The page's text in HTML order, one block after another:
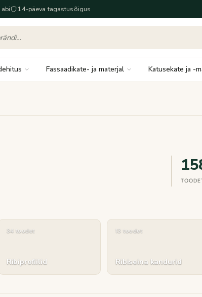
14-päeva tagastusõigus
Fassaadikate- ja materjal Katusekate ja -
34 toodet
Ribiprofiilid
13 toodet
Ribiseina kandurid